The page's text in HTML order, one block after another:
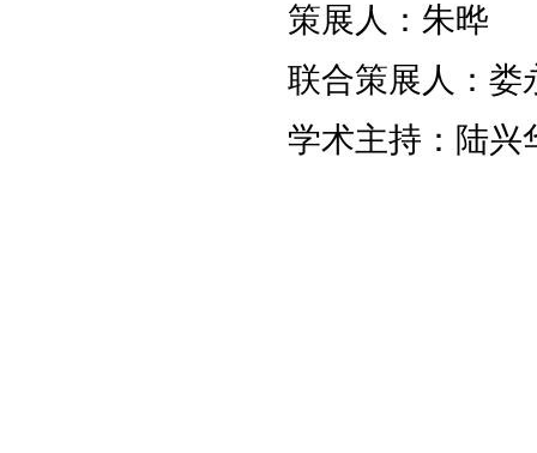
策展人：朱晔
联合策展人：娄
学术主持：陆兴